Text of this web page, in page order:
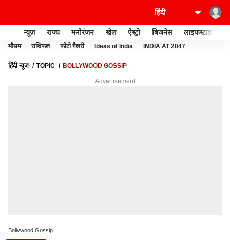
न्यूज़ राज्य मनोरंजन खेल ऐस्ट्रो बिजनेस लाइफस्टाइल
मौसम राशिफल फोटो गैलरी Ideas of India INDIA AT 2047
हिंदी न्यूज़ TOPIC BOLLYWOOD GOSSIP
Advertisement
Bollywood Gossip